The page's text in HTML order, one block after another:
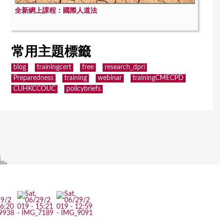
全新網上課程：國際人道法
常用主題標籤
blog trainingcert free
research_dpri
Preparedness
training webinar
trainingCMECPD
CUHKCCOUC
policybriefs